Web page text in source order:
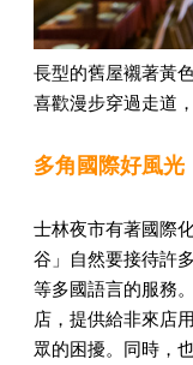
長型的舊屋襯著黃
喜歡漫步穿過走道
多角國際好風
士林夜市有著國際
谷」自然要接待許
等多國語言的服務
店，提供給非來店
眾的困擾。同時，